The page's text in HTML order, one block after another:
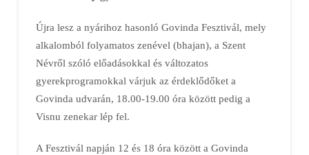
Újra lesz a nyárihoz hasonló Govinda Fesztivál, mely
alkalomból folyamatos zenével (bhajan), a Szent
Névről szóló előadásokkal és változatos
gyerekprogramokkal várjuk az érdeklődőket a
Govinda udvarán, 18.00-19.00 óra között pedig a
Visnu zenekar lép fel.
A Fesztivál napján 12 és 18 óra között a Govinda